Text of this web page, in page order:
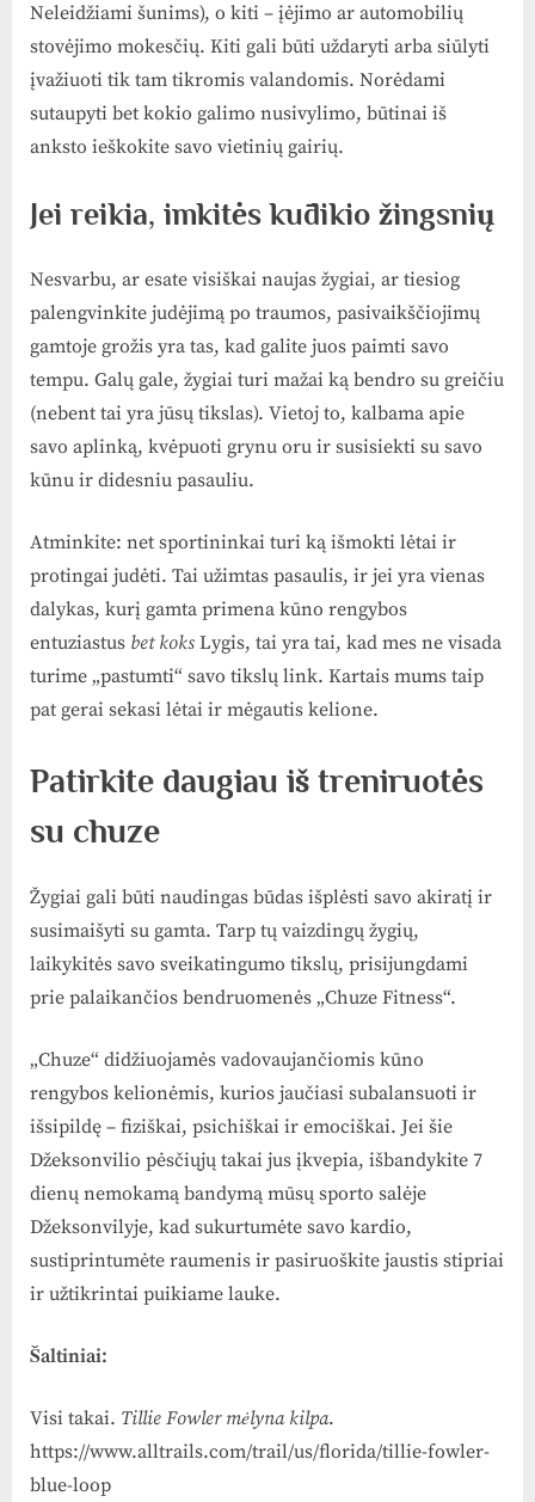
Neleidžiami šunims), o kiti – įėjimo ar automobilių
stovėjimo mokesčių. Kiti gali būti uždaryti arba siūlyti
įvažiuoti tik tam tikromis valandomis. Norėdami
sutaupyti bet kokio galimo nusivylimo, būtinai iš
anksto ieškokite savo vietinių gairių.
Jei reikia, imkitės kūdikio žingsnių
Nesvarbu, ar esate visiškai naujas žygiai, ar tiesiog
palengvinkite judėjimą po traumos, pasivaikščiojimų
gamtoje grožis yra tas, kad galite juos paimti savo
tempu. Galų gale, žygiai turi mažai ką bendro su greičiu
(nebent tai yra jūsų tikslas). Vietoj to, kalbama apie
savo aplinką, kvėpuoti grynu oru ir susisiekti su savo
kūnu ir didesniu pasauliu.
Atminkite: net sportininkai turi ką išmokti lėtai ir
protingai judėti. Tai užimtas pasaulis, ir jei yra vienas
dalykas, kurį gamta primena kūno rengybos
entuziastus bet koks Lygis, tai yra tai, kad mes ne visada
turime „pastumti“ savo tikslų link. Kartais mums taip
pat gerai sekasi lėtai ir mėgautis kelione.
Patirkite daugiau iš treniruotės
su chuze
Žygiai gali būti naudingas būdas išplėsti savo akiratį ir
susimaišyti su gamta. Tarp tų vaizdingų žygių,
laikykitės savo sveikatingumo tikslų, prisijungdami
prie palaikančios bendruomenės „Chuze Fitness“.
„Chuze“ didžiuojamės vadovaujančiomis kūno
rengybos kelionėmis, kurios jaučiasi subalansuoti ir
išsipildę – fiziškai, psichiškai ir emociškai. Jei šie
Džeksonvilio pėsčiųjų takai jus įkvepia, išbandykite 7
dienų nemokamą bandymą mūsų sporto salėje
Džeksonvilyje, kad sukurtumėte savo kardio,
sustiprintumėte raumenis ir pasiruoškite jaustis stipriai
ir užtikrintai puikiame lauke.
Šaltiniai:
Visi takai. Tillie Fowler mėlyna kilpa.
https://www.alltrails.com/trail/us/florida/tillie-fowler-
blue-loop